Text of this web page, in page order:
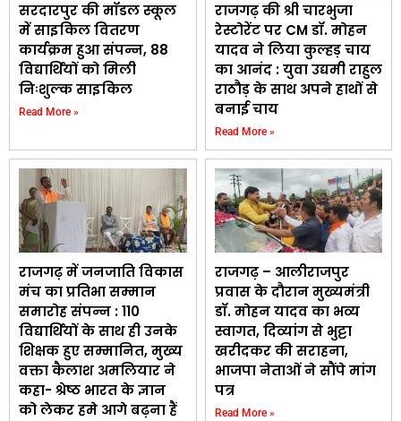
सरदारपुर की मॉडल स्कूल
में साइकिल वितरण
कार्यक्रम हुआ संपन्न, 88
विद्यार्थियों को मिली
निःशुल्क साइकिल
Read More »
राजगढ़ की श्री चारभुजा
रेस्टोरेंट पर CM डॉ. मोहन
यादव ने लिया कुल्हड़ चाय
का आनंद : युवा उद्यमी राहुल
राठौड़ के साथ अपने हाथों से
बनाई चाय
Read More »
राजगढ़ में जनजाति विकास
मंच का प्रतिभा सम्मान
समारोह संपन्न : 110
विद्यार्थियों के साथ ही उनके
शिक्षक हुए सम्मानित, मुख्य
वक्ता कैलाश अमलियार ने
कहा- श्रेष्ठ भारत के ज्ञान
को लेकर हमे आगे बढ़ना हैं
राजगढ़ – आलीराजपुर
प्रवास के दौरान मुख्यमंत्री
डॉ. मोहन यादव का भव्य
स्वागत, दिव्यांग से भुट्टा
खरीदकर की सराहना,
भाजपा नेताओं ने सौंपे मांग
पत्र
Read More »